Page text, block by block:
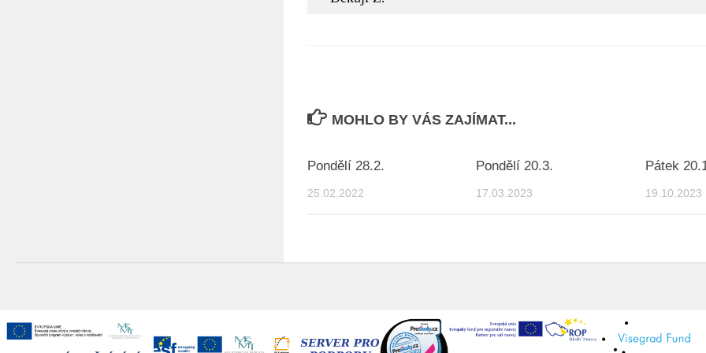
MOHLO BY VÁS ZAJÍMAT...
Pondělí 28.2.
25.02.2022
Pondělí 20.3.
17.03.2023
Pátek
19.10.2023